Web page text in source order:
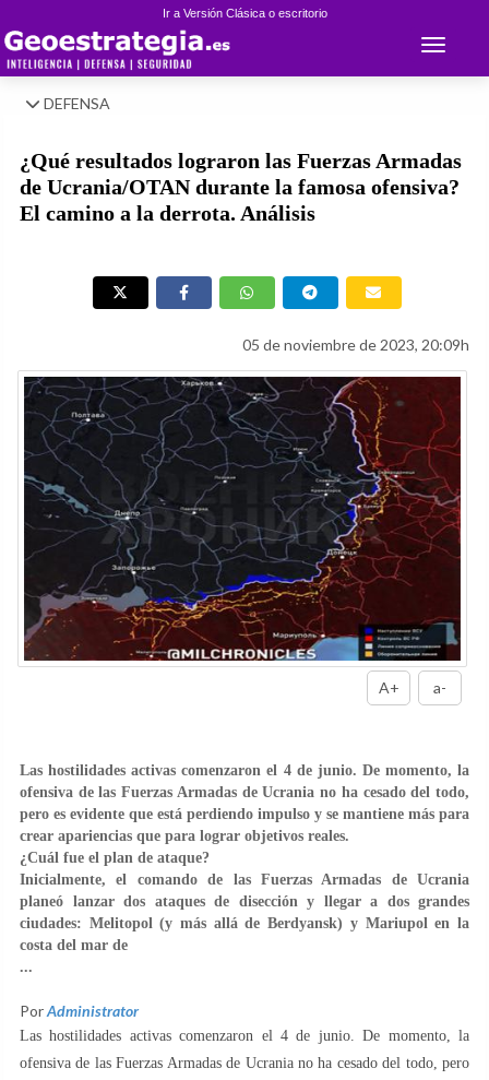
Ir a Versión Clásica o escritorio
Toggle
DEFENSA
¿Qué resultados lograron las Fuerzas Armadas
de Ucrania/OTAN durante la famosa ofensiva?
El camino a la derrota. Análisis
05 de noviembre de 2023, 20:09h
A+ a-
Las hostilidades activas comenzaron el 4 de junio. De momento, la
ofensiva de las Fuerzas Armadas de Ucrania no ha cesado del todo,
pero es evidente que está perdiendo impulso y se mantiene más para
crear apariencias que para lograr objetivos reales.
¿Cuál fue el plan de ataque?
Inicialmente, el comando de las Fuerzas Armadas de Ucrania
planeó lanzar dos ataques de disección y llegar a dos grandes
ciudades: Melitopol (y más allá de Berdyansk) y Mariupol en la
costa del mar de
...
PorAdministrator
Las hostilidades activas comenzaron el 4 de junio. De momento, la
ofensiva de las Fuerzas Armadas de Ucrania no ha cesado del todo, pero